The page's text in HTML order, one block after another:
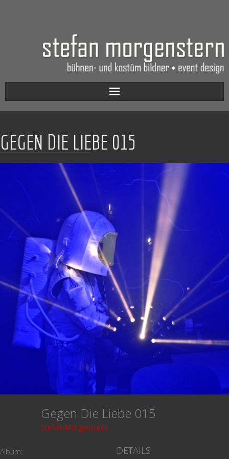
Aktuell
Werkverzeichnis
Biografie
Kontakt
GEGEN DIE LIEBE 015
Gegen Die Liebe 015
Stefan Morgenstern
Album:
DETAILS